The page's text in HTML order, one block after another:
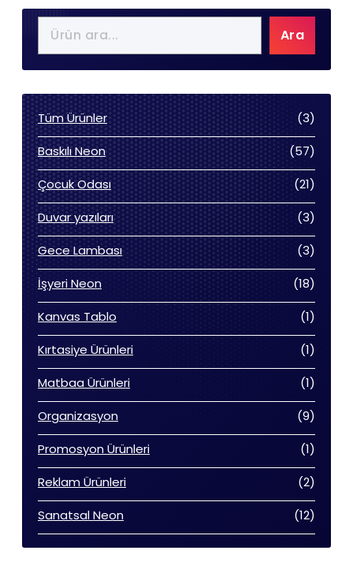
ürün
seçilebilir
Ara
Tüm Ürünler 33
ürün
Baskılı Neon
5757
ürün
Çocuk Odası
2121
ürün
Duvar yazıları
33
ürün
Gece Lambası
33
ürün
İşyeri Neon
1818
ürün
Kanvas Tablo
11
ürün
Kırtasiye Ürünleri
11
ürün
Matbaa Ürünleri
11
ürün
Organizasyon
99
ürün
Promosyon Ürünleri
11
ürün
Reklam Ürünleri
22
ürün
Sanatsal Neon
1212
ürün